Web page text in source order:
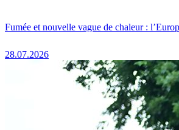
Fumée et nouvelle vague de chaleur :
28.07.2026